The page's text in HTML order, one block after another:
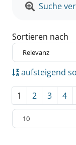
Suche
Sortieren nach
aufsteigend
1 2 3 4